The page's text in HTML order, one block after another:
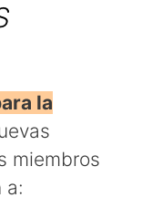
la
miembros
a: